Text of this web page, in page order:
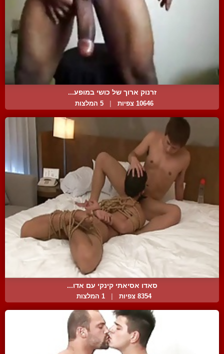
זרנוק ארוך של כושי במופע...
10646 צפיות 5 המלצות
סאדו אסיאתי קינקי עם אדו...
8354 צפיות 1 המלצות